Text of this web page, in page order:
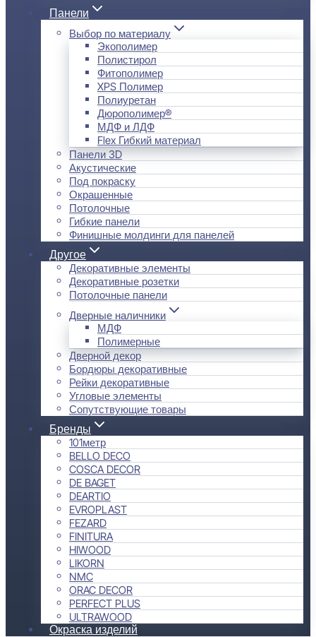
Панели
Выбор по материалу
Экополимер
Полистирол
Фитополимер
XPS Полимер
Полиуретан
Дюрополимер®
МДФ и ЛДФ
Flex Гибкий материал
Панели 3D
Акустические
Под покраску
Окрашенные
Потолочные
Гибкие панели
Финишные молдинги для панелей
Другое
Декоративные элементы
Декоративные розетки
Потолочные панели
Дверные наличники
МДФ
Полимерные
Дверной декор
Бордюры декоративные
Рейки декоративные
Угловые элементы
Сопутствующие товары
Бренды
101метр
BELLO DECO
COSCA DECOR
DE BAGET
DEARTIO
EVROPLAST
FEZARD
FINITURA
HIWOOD
LIKORN
NMC
ORAC DECOR
PERFECT PLUS
ULTRAWOOD
Окраска изделий